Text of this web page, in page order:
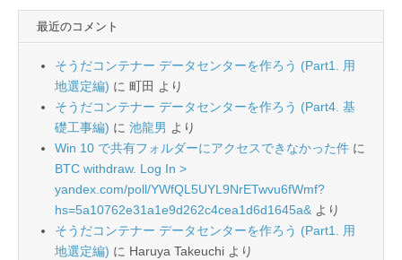
最近のコメント
そうだコンテナー データセンターを作ろう (Part1. 用
地選定編) に 町田 より
そうだコンテナー データセンターを作ろう (Part4. 基
礎工事編) に 池龍男 より
Win 10 で共有フォルダーにアクセスできなかった件 に
BTC withdraw. Log In >
yandex.com/poll/YWfQL5UYL9NrETwvu6fWmf?
hs=5a10762e31a1e9d262c4cea1d6d1645a& より
そうだコンテナー データセンターを作ろう (Part1. 用
地選定編) に Haruya Takeuchi より